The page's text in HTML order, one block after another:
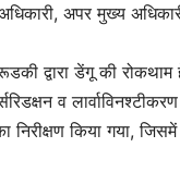
अपर मुख्य
द्वारा डेंगू की
व
निरीक्षण किया गया,